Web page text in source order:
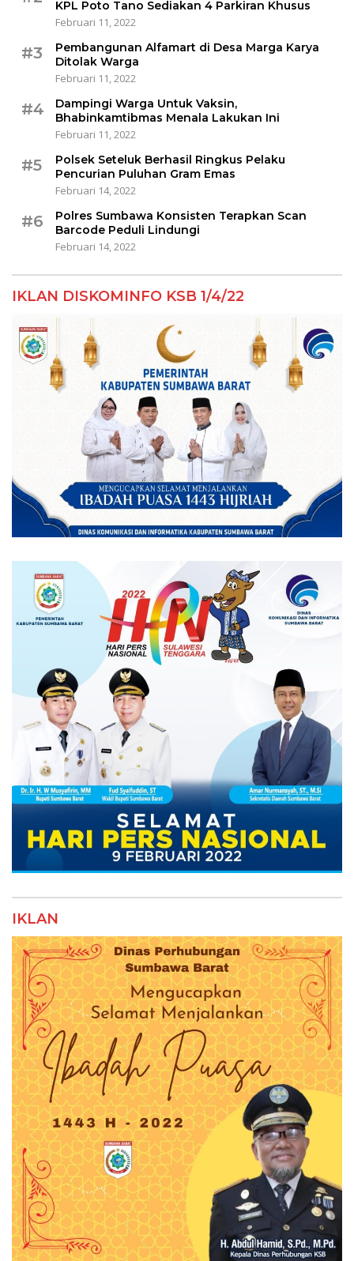
KPL Poto Tano Sediakan 4 Parkiran Khusus
Februari 11, 2022
#3
Pembangunan Alfamart di Desa Marga Karya
Ditolak Warga
Februari 11, 2022
#4
Dampingi Warga Untuk Vaksin,
Bhabinkamtibmas Menala Lakukan Ini
Februari 11, 2022
#5
Polsek Seteluk Berhasil Ringkus Pelaku
Pencurian Puluhan Gram Emas
Februari 14, 2022
#6
Polres Sumbawa Konsisten Terapkan Scan
Barcode Peduli Lindungi
Februari 14, 2022
IKLAN DISKOMINFO KSB 1/4/22
IKLAN